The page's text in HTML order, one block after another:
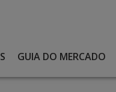
GUIA DO MERCADO